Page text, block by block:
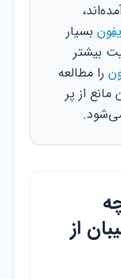
بسیار
بیشتر
را مطالعه
از پر
از